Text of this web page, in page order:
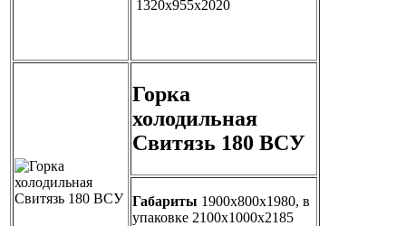
1320х955х2020
Горка
холодильная
Свитязь 180 ВСУ
Габариты 1900х800х1980, в
упаковке 2100х1000х2185